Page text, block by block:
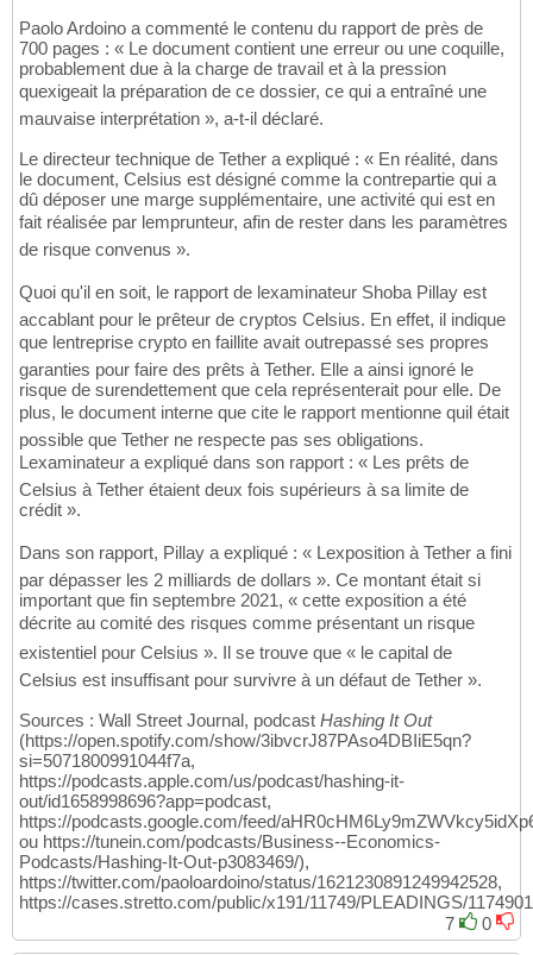
Paolo Ardoino a commenté le contenu du rapport de près de
700 pages : « Le document contient une erreur ou une coquille,
probablement due à la charge de travail et à la pression
quexigeait la préparation de ce dossier, ce qui a entraîné une
mauvaise interprétation », a-t-il déclaré.
Le directeur technique de Tether a expliqué : « En réalité, dans
le document, Celsius est désigné comme la contrepartie qui a
dû déposer une marge supplémentaire, une activité qui est en
fait réalisée par lemprunteur, afin de rester dans les paramètres
de risque convenus ».
Quoi qu'il en soit, le rapport de lexaminateur Shoba Pillay est
accablant pour le prêteur de cryptos Celsius. En effet, il indique
que lentreprise crypto en faillite avait outrepassé ses propres
garanties pour faire des prêts à Tether. Elle a ainsi ignoré le
risque de surendettement que cela représenterait pour elle. De
plus, le document interne que cite le rapport mentionne quil était
possible que Tether ne respecte pas ses obligations.
Lexaminateur a expliqué dans son rapport : « Les prêts de
Celsius à Tether étaient deux fois supérieurs à sa limite de
crédit ».
Dans son rapport, Pillay a expliqué : « Lexposition à Tether a fini
par dépasser les 2 milliards de dollars ». Ce montant était si
important que fin septembre 2021, « cette exposition a été
décrite au comité des risques comme présentant un risque
existentiel pour Celsius ». Il se trouve que « le capital de
Celsius est insuffisant pour survivre à un défaut de Tether ».
Sources : Wall Street Journal, podcast Hashing It Out
(https://open.spotify.com/show/3ibvcrJ87PAso4DBIiE5qn?
si=5071800991044f7a,
https://podcasts.apple.com/us/podcast/hashing-it-
out/id1658998696?app=podcast,
https://podcasts.google.com/feed/
ou https://tunein.com/podcasts/Business--Economics-
Podcasts/Hashing-It-Out-p3083469/),
https://twitter.com/paoloardoino/status/1621230891249942528,
https://cases.stretto.com/public/x191/11749/PLEADINGS/
7
0